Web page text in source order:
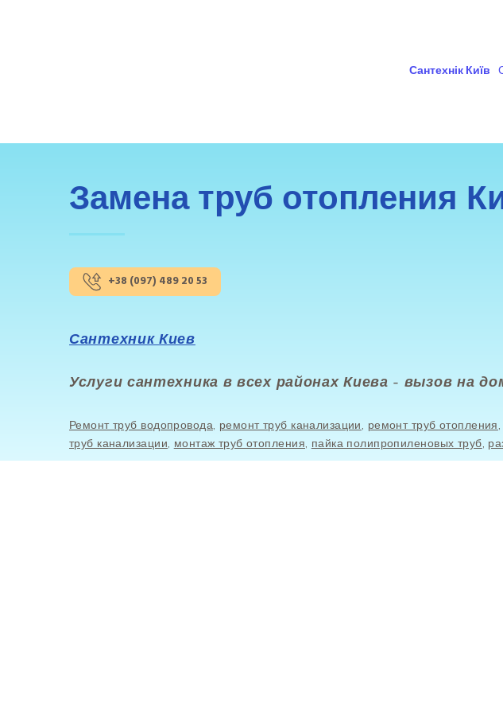
Сантехнік Київ
Замена труб отопления
+38 (097) 489 20 53
Сантехник Киев
Услуги сантехника в всех районах Киева - вызов на
Ремонт труб водопровода, ремонт труб канализации, ремонт труб отопления,
труб канализации, монтаж труб отопления, пайка полипропиленовых труб,